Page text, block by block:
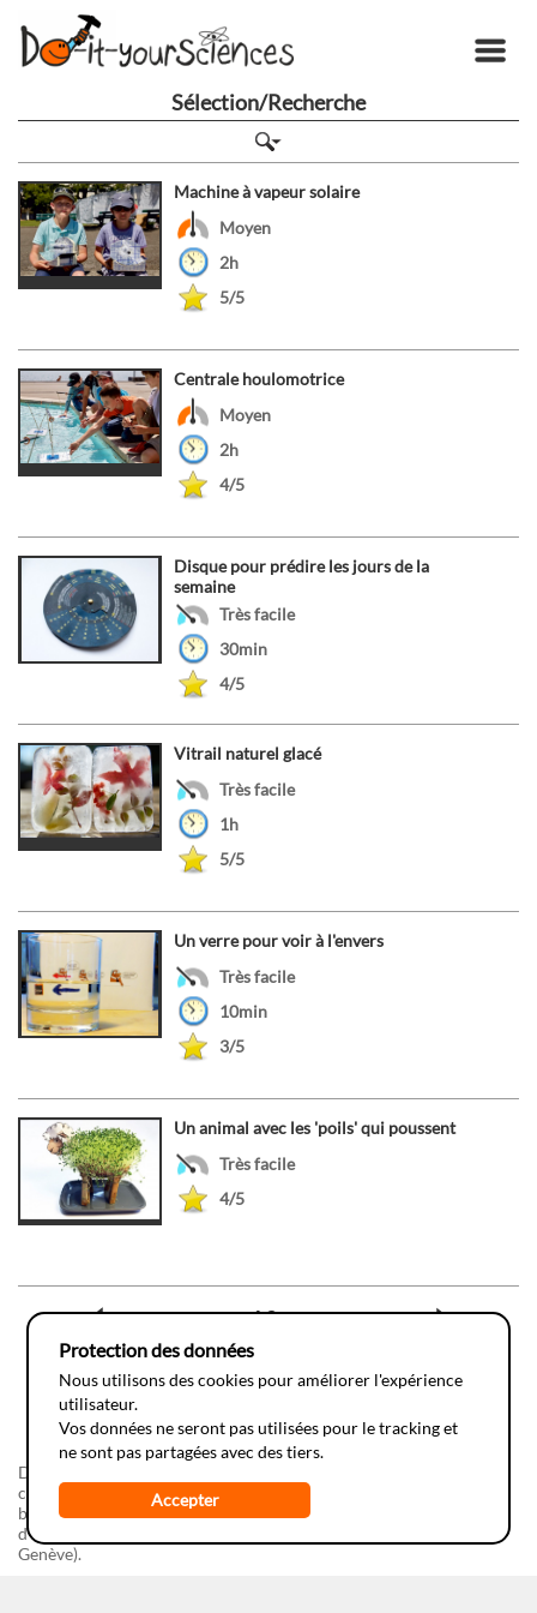
Sélection/Recherche
Machine à vapeur solaire
Moyen
2h
5/5
Centrale houlomotrice
Moyen
2h
4/5
Disque pour prédire les jours de la
semaine
Très facile
30min
4/5
Vitrail naturel glacé
Très facile
1h
5/5
Un verre pour voir à l'envers
Très facile
10min
3/5
Un animal avec les 'poils' qui poussent
Très facile
4/5
1 ... 11 12 13 14 15 ... 18
Do-it-yourSciences, une réalisation de la fondation
collaboration avecl'Espace des Inventions
bénéficie du soutien d'Info-Energie
(campagne vaudoise
d'information dans les écoles) et des
Genève).
Protection des données
Nous utilisons des cookies pour améliorer l'expérience
utilisateur.
Vos données ne seront pas utilisées pour le tracking et
ne sont pas partagées avec des tiers.
Accepter